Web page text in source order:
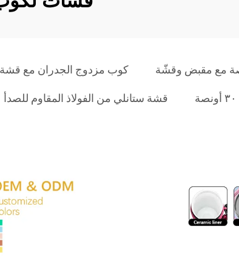
كوب مزدوج الجدران مع قشة
قشة ستانلي من الفولاذ المقاوم للصدأ